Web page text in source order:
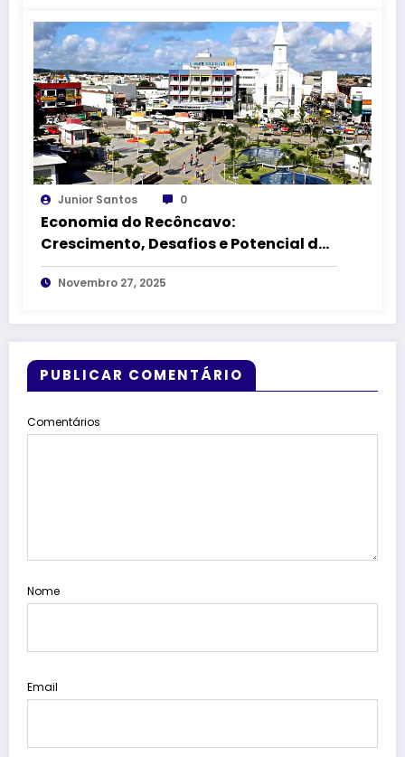
Junior Santos 0
Economia do Recôncavo:
Crescimento, Desafios e Potencial das
Principais Cidades
Novembro 27, 2025
PUBLICAR COMENTÁRIO
Comentários
Nome
Email